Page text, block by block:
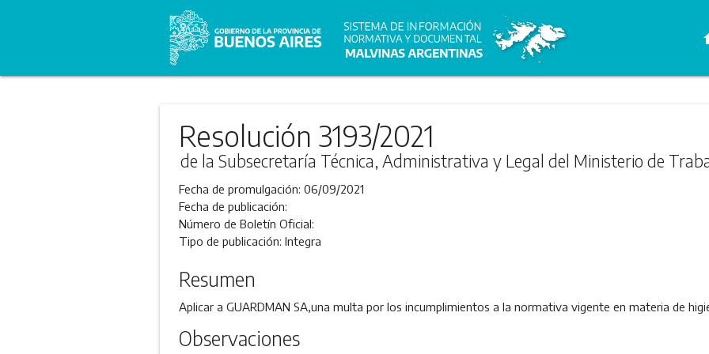
Resolución 3193/2021
de la Subsecretaría Técnica, Administrativa y Legal del Ministerio de
Fecha de promulgación: 06/09/2021
Fecha de publicación:
Número de Boletín Oficial:
Tipo de publicación: Integra
Resumen
Aplicar a GUARDMAN SA,una multa por los incumplimientos a la normativa vigente en materia de
Observaciones